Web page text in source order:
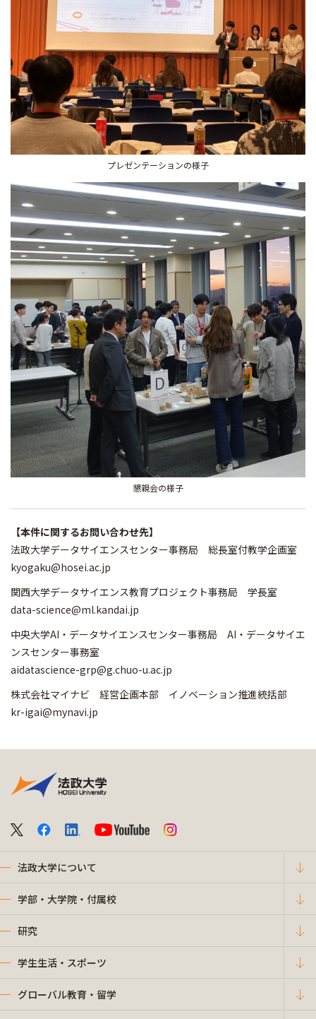
プレゼンテーションの様子
懇親会の様子
【本件に関するお問い合わせ先】
法政大学データサイエンスセンター事務局 総長室付教学企画室
kyogaku@hosei.ac.jp
関西大学データサイエンス教育プロジェクト事務局 学長室
data-science@ml.kandai.jp
中央大学AI・データサイエンスセンター事務局 AI・データサイエ
ンスセンター事務室
aidatascience-grp@g.chuo-u.ac.jp
株式会社マイナビ 経営企画本部 イノベーション推進統括部
kr-igai@mynavi.jp
法政大学について
学部・大学院・付属校
研究
学生生活・スポーツ
グローバル教育・留学